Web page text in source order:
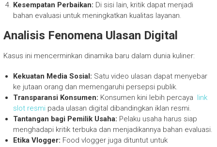
Kesempatan Perbaikan: Di sisi lain, kritik dapat menjadi
bahan evaluasi untuk meningkatkan kualitas layanan.
Analisis Fenomena Ulasan Digital
Kasus ini mencerminkan dinamika baru dalam dunia kuliner:
Kekuatan Media Sosial: Satu video ulasan dapat menyebar
ke jutaan orang dan memengaruhi persepsi publik.
Transparansi Konsumen: Konsumen kini lebih percaya
link
slot resmipada ulasan digital dibandingkan iklan resmi.
Tantangan bagi Pemilik Usaha: Pelaku usaha harus siap
menghadapi kritik terbuka dan menjadikannya bahan evaluasi.
Etika Vlogger: Food vlogger juga dituntut untuk